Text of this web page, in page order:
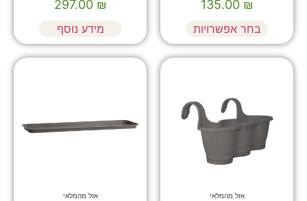
₪
135.00
בחר אפשרויות
₪
297.00
מידע נוסף
אזל מהמלאי אזל מהמלאי